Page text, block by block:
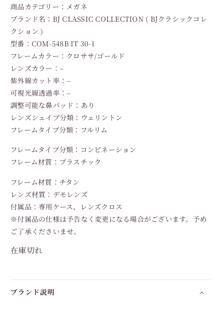
商品カテゴリー：メガネ
ブランド名：BJ CLASSIC COLLECTION ( BJクラシックコレ
クション )
型番：COM-548B IT 30-1
フレームカラー：クロササ/ゴールド
レンズカラー：–
紫外線カット率：–
可視光線透過率：–
調整可能な鼻パッド：あり
レンズシェイプ分類：ウェリントン
フレームタイプ分類：フルリム
フレームタイプ分類：コンビネーション
フレーム材質：プラスチック
フレーム材質：チタン
レンズ材質：デモレンズ
付属品：専用ケース、レンズクロス
※付属品の仕様は予告なく変更になる場合がございます。予め
ご了承くださいませ。
在庫切れ
ブランド説明